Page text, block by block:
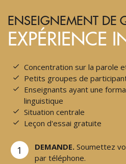
ENSEIGNEMENT DE
EXPÉRIENCE
Concentration sur la parole
Petits groupes de
Enseignants ayant une
linguistique
Situation centrale
Leçon d'essai gratuite
1 DEMANDE. Soumettez
par téléphone.